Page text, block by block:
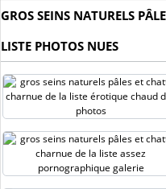
GROS SEINS NATURELS
LISTE PHOTOS NUES